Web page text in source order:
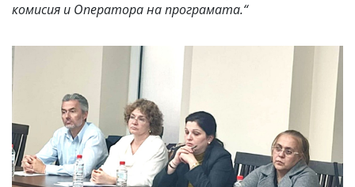
комисия и Оператора на програмата.“